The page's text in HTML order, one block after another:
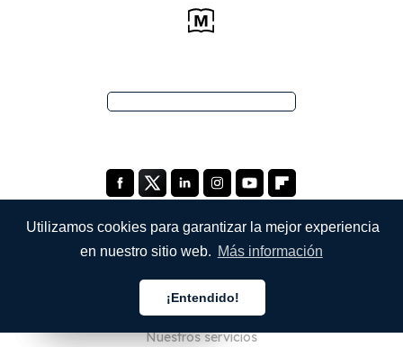
Utilizamos cookies para garantizar la mejor experiencia
en nuestro sitio web. Más información
¡Entendido!
Quiénes somos
Nuestros servicios
Español
Español
Español